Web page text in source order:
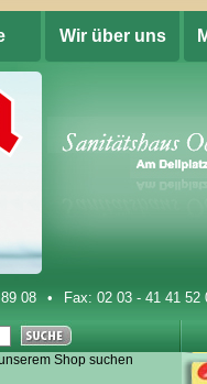
Wir über uns
08 • Fax: 02 03 - 41 41 52
Shop suchen